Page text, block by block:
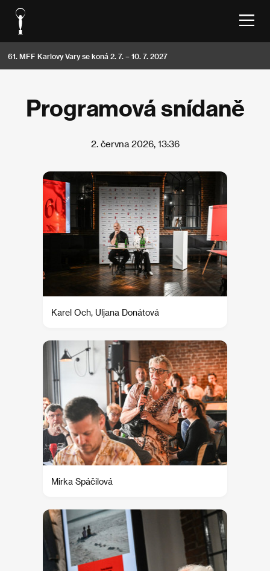
61. MFF Karlovy Vary se koná 2. 7. – 10. 7. 2027
Programová snídaně
2. června 2026, 13:36
Karel Och, Uljana Donátová
Mirka Spáčilová